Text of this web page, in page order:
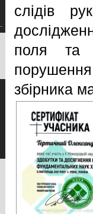
слідів
поля та
збірника